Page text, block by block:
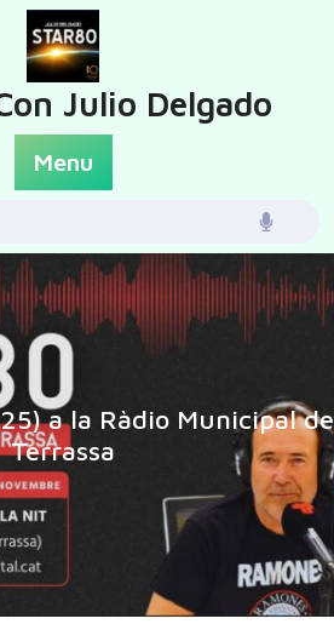
Julio Delgado
Menu
a la Ràdio Municipal de
Terrassa